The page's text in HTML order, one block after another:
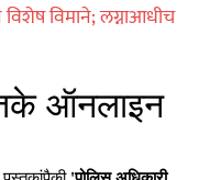
विमाने; लग्नाआधीच